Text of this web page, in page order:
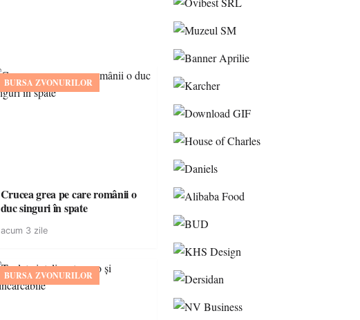
BURSA ZVONURILOR
Crucea grea pe care românii o
duc singuri în spate
acum 3 zile
BURSA ZVONURILOR